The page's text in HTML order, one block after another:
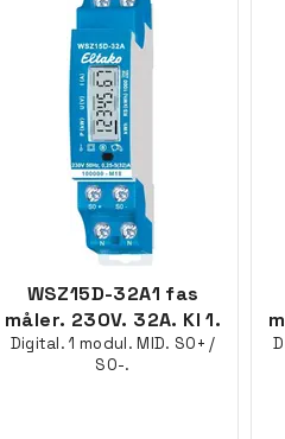
WSZ15D-32A1 fas
måler. 230V. 32A. Kl 1.
Digital. 1 modul. MID. SO+ /
SO-.